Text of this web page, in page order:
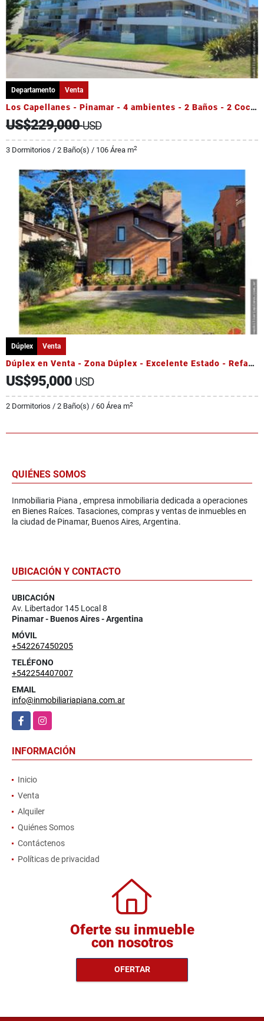
Departamento Venta
Los Capellanes - Pinamar - 4 ambientes - 2 Baños - 2 Cocheras
US$229,000USD
3 Dormitorios / 2 Baño(s) / 106 Área m2
Dúplex Venta
Dúplex en Venta - Zona Dúplex - Excelente Estado - Refaccionado
US$95,000 USD
2 Dormitorios / 2 Baño(s) / 60 Área m2
QUIÉNES SOMOS
Inmobiliaria Piana , empresa inmobiliaria dedicada a operaciones
en Bienes Raíces. Tasaciones, compras y ventas de inmuebles en
la ciudad de Pinamar, Buenos Aires, Argentina.
UBICACIÓN Y CONTACTO
UBICACIÓN
Av. Libertador 145 Local 8
Pinamar - Buenos Aires - Argentina
MÓVIL
+542267450205
TELÉFONO
+542254407007
EMAIL
info@inmobiliariapiana.com.ar
FacebookInstagram
INFORMACIÓN
Inicio
Venta
Alquiler
Quiénes Somos
Contáctenos
Políticas de privacidad
Oferte su inmueble
con nosotros
OFERTAR